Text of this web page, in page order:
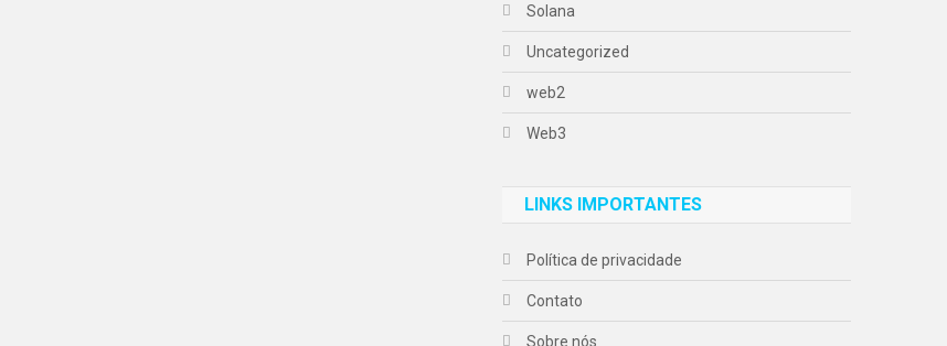
Solana
Uncategorized
web2
Web3
LINKS IMPORTANTES
Política de privacidade
Contato
Sobre nós